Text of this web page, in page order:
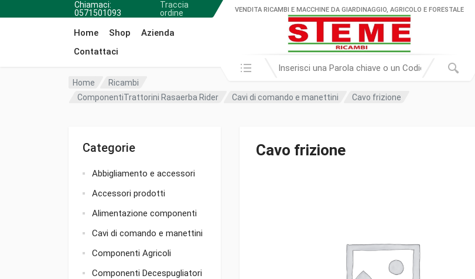
Chiamaci:
0571501093
Traccia
ordine
Home Shop
Azienda
Contattaci
VENDITA RICAMBI E MACCHINE DA GIARDINAGGIO, AGRICOLO E FORESTALE
Cerca in:
Home
Ricambi
ComponentiTrattorini Rasaerba Rider
Cavi di comando e manettini Cavo frizione
Categorie
Abbigliamento e accessori
Accessori prodotti
Alimentazione componenti
Cavi di comando e manettini
Componenti Agricoli
Componenti Decespugliatori
Cavo frizione